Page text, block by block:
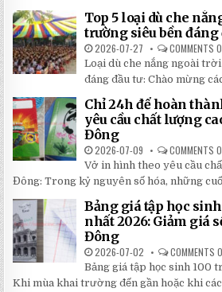
Top 5 loại dù che
trường siêu bền đáng
2026-07-27 COMMENTS
Loại dù che nắng ngoài
đáng đầu tư: Chào mừng
Chỉ 24h để hoàn
yêu cầu chất lượng
Đông
2026-07-09 COMMENTS
Vở in hình theo yêu cầu
Đông: Trong kỷ nguyên số hóa, những
Bảng giá tập học
nhất 2026: Giảm giá
Đông
2026-07-02 COMMENTS
Bảng giá tập học sinh 100
Khi mùa khai trường đến gần hoặc khi